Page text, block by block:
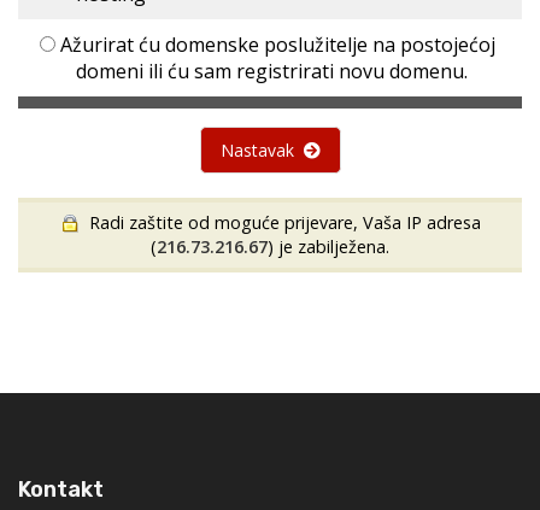
Ažurirat ću domenske poslužitelje na postojećoj
domeni ili ću sam registrirati novu domenu.
Nastavak
Radi zaštite od moguće prijevare, Vaša IP adresa
(216.73.216.67) je zabilježena.
Kontakt